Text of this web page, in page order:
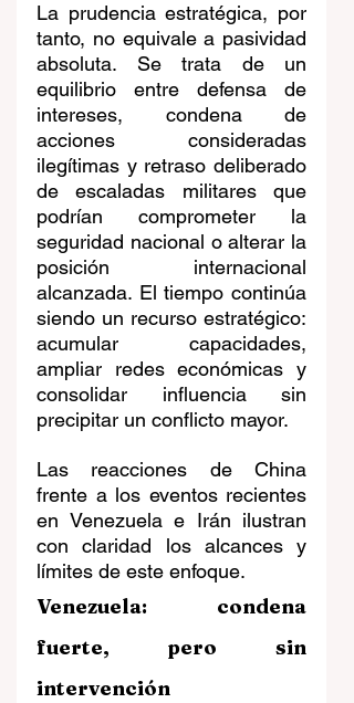
La prudencia estratégica, por
tanto, no equivale a pasividad
absoluta. Se trata de un
equilibrio entre defensa de
intereses, condena de
acciones consideradas
ilegítimas y retraso deliberado
de escaladas militares que
podrían comprometer la
seguridad nacional o alterar la
posición internacional
alcanzada. El tiempo continúa
siendo un recurso estratégico:
acumular capacidades,
ampliar redes económicas y
consolidar influencia sin
precipitar un conflicto mayor.
Las reacciones de China
frente a los eventos recientes
en Venezuela e Irán ilustran
con claridad los alcances y
límites de este enfoque.
Venezuela: condena
fuerte, pero sin
intervención